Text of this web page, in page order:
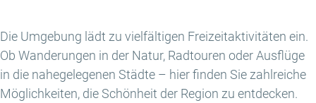
Die Umgebung lädt zu vielfältigen Freizeitaktivitäten ein.
Ob Wanderungen in der Natur, Radtouren oder Ausflüge
in die nahegelegenen Städte – hier finden Sie zahlreiche
Möglichkeiten, die Schönheit der Region zu entdecken.